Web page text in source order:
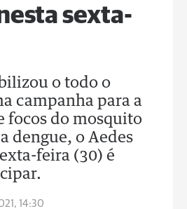
sexta-
o todo o
campanha para a
focos do mosquito
dengue, o Aedes
feira (30) é
14:30